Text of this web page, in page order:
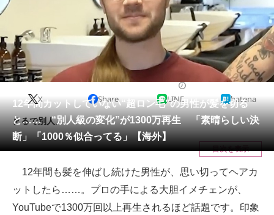
エンタメ クイズ
グルメ 地域
住まい 教育・育児
動物
会員記事
メディア
注目記事を集めた総合ページ
ITの今と未来を見通す
スマホと通信の最新トレンド
12年間カットしていない“超ロン毛”の男性が髪を切る
と…… “別人級の変化”が1300万再生 「素晴らしい決
断」「1000％似合ってる」【海外】
X Share LINE hatena
まるで別人。
目次を表示
12年間も髪を伸ばし続けた男性が、思い切ってヘアカ
ットしたら……。プロの手による大胆イメチェンが、
YouTubeで1300万回以上再生されるほど話題です。印象